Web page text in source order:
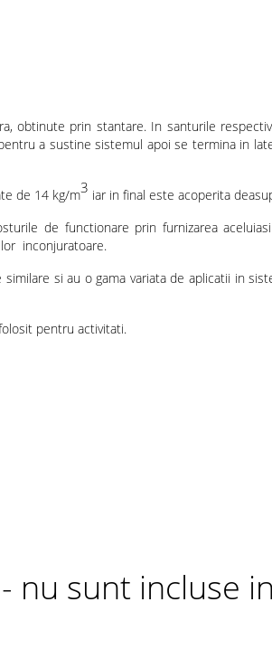
obtinute prin stantare. In santurile
a sustine sistemul apoi se termina in
de 14 kg/m3 iar in final este acoperita
de functionare prin furnizarea
inconjuratoare.
si au o gama variata de aplicatii in
pentru activitati.
nu sunt incluse